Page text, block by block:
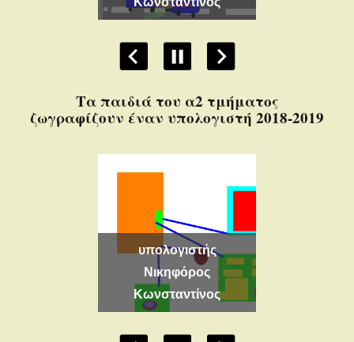
Τα παιδιά του α2 τμήματος
ζωγραφίζουν έναν υπολογιστή 2018-2019
υπολογιστής
Κωνσταντίνος
υπολογιστής Ραφαελία